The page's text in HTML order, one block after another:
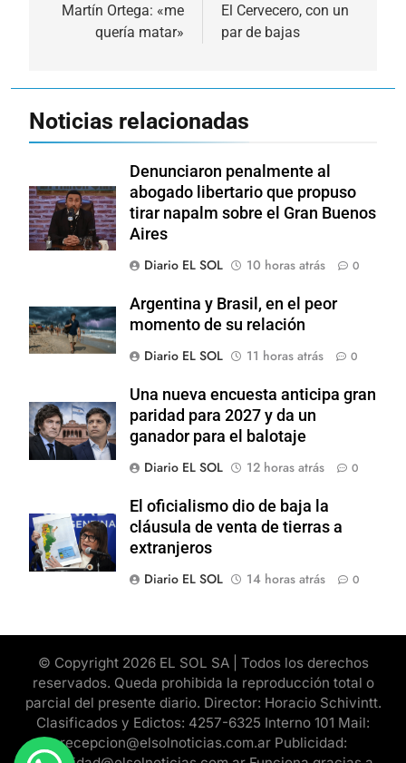
de
entradas
Martín Ortega: «me
quería matar»
El Cervecero, con un
par de bajas
Noticias relacionadas
Denunciaron penalmente al
abogado libertario que propuso
tirar napalm sobre el Gran Buenos
Aires
Diario EL SOL
10 horas atrás 0
Argentina y Brasil, en el peor
momento de su relación
Diario EL SOL
11 horas atrás 0
Una nueva encuesta anticipa gran
paridad para 2027 y da un
ganador para el balotaje
Diario EL SOL
12 horas atrás 0
El oficialismo dio de baja la
cláusula de venta de tierras a
extranjeros
Diario EL SOL
14 horas atrás 0
© Copyright 2026 EL SOL SA | Todos los derechos
reservados. Queda prohibida la reproducción total o
parcial del presente diario. Director: Horacio Schivintt.
Clasificados y Edictos: 4257-6325 Interno 101 Mail:
recepcion@elsolnoticias.com.ar Publicidad: